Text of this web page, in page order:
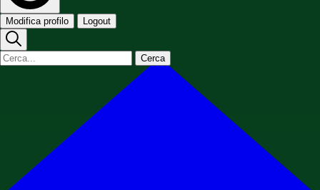
Modifica profilo Logout
Cerca